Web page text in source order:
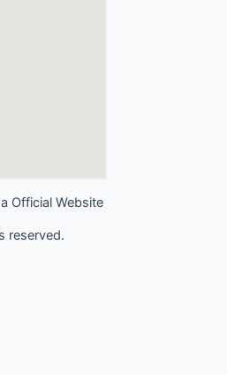
Official Website
reserved.